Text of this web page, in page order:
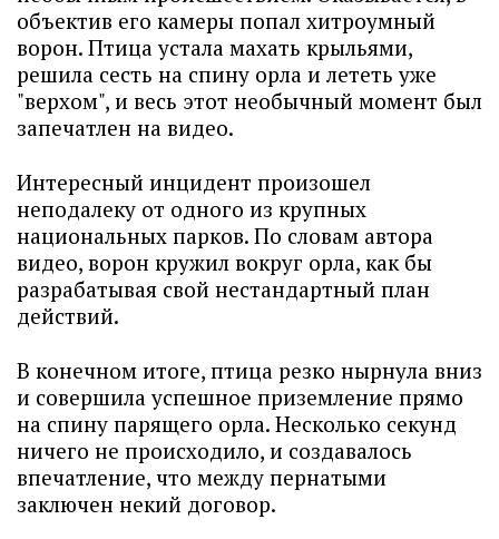
объектив его камеры попал хитроумный
ворон. Птица устала махать крыльями,
решила сесть на спину орла и лететь уже
"верхом", и весь этот необычный момент был
запечатлен на видео.
Интересный инцидент произошел
неподалеку от одного из крупных
национальных парков. По словам автора
видео, ворон кружил вокруг орла, как бы
разрабатывая свой нестандартный план
действий.
В конечном итоге, птица резко нырнула вниз
и совершила успешное приземление прямо
на спину парящего орла. Несколько секунд
ничего не происходило, и создавалось
впечатление, что между пернатыми
заключен некий договор.